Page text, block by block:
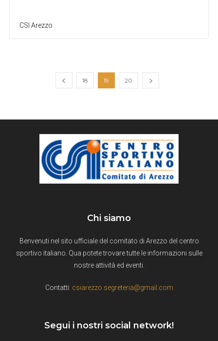
CSI Arezzo
18 19 20
Chi siamo
Benvenuti nel sito ufficiale del comitato di Arezzo del centro
sportivo italiano. Qua potete trovare tutte le informazioni sulle
nostre attività ed eventi.
Contatti: csiarezzo.segreteria@gmail.com
Segui i nostri social network!